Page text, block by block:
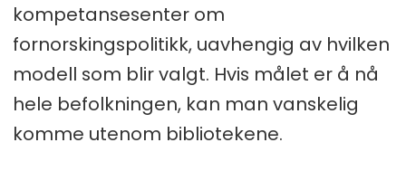
kompetansesenter om
fornorskingspolitikk, uavhengig av hvilken
modell som blir valgt. Hvis målet er å nå
hele befolkningen, kan man vanskelig
komme utenom bibliotekene.